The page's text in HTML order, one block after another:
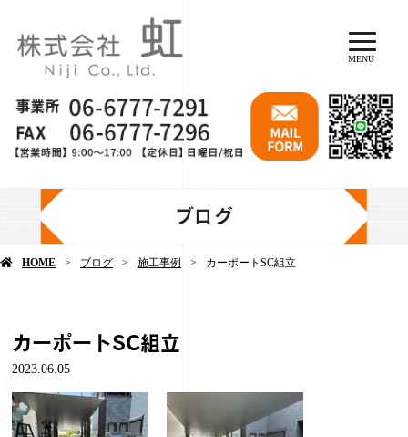
MENU
ブログ
HOME ブログ 施工事例 カーポートSC組立
カーポートSC組立
2023.06.05